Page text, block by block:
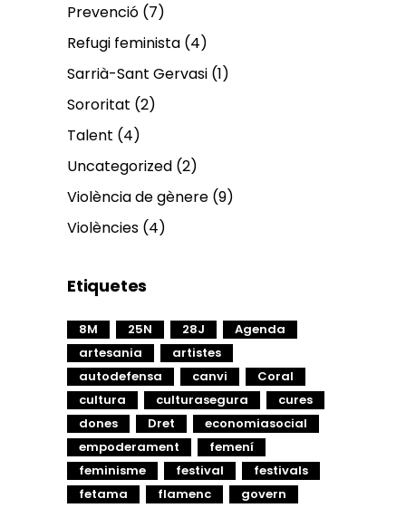
Prevenció (7)
Refugi feminista (4)
Sarrià-Sant Gervasi (1)
Sororitat (2)
Talent (4)
Uncategorized (2)
Violència de gènere (9)
Violències (4)
Etiquetes
8M 25N 28J
Agenda
artesania
artistes
autodefensa
canvi
Coral
cultura
culturasegura
cures
dones
Dret
economiasocial
empoderament
femení
feminisme
festival
festivals
fetama
flamenc
govern